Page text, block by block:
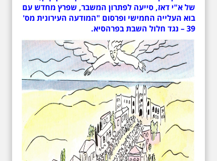
של א"י דאז, סייעה לפתרון המשבר, שפרץ מחדש עם
בוא העלייה החמישי ופרסום "המודעה העירונית מס'
39 – נגד חלול השבת בפרהסיא.